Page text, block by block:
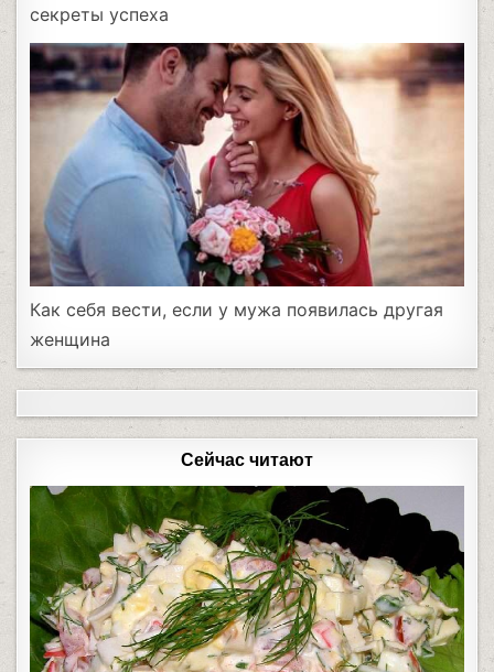
секреты успеха
Как себя вести, если у мужа появилась другая
женщина
Сейчас читают